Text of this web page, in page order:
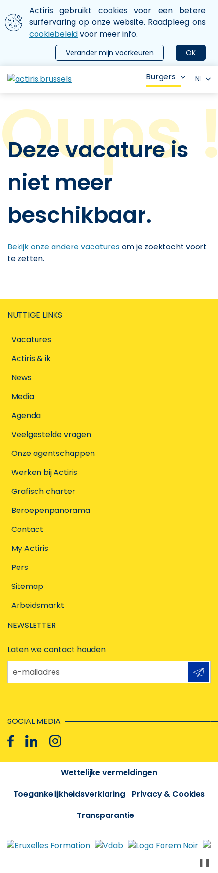
Aller au contenu principal
We gebruiken cookies
Actiris gebruikt cookies voor een betere
surfervaring op onze website. Raadpleeg ons
cookiebeleidvoor meer info.
OK
Verander mijn voorkeuren
le menu
Burgers Nl
Deze vacature is
niet meer
beschikbaar.
Bekijk onze andere vacaturesom je zoektocht voort
te zetten.
NUTTIGE LINKS
Vacatures
Actiris & ik
News
Media
Agenda
Veelgestelde vragen
Onze agentschappen
Werken bij Actiris
Grafisch charter
Beroepenpanorama
Contact
My Actiris
Pers
Sitemap
Arbeidsmarkt
NEWSLETTER
Laten we contact houden
e-mailadres
SOCIAL MEDIA
Wettelijke vermeldingen
Toegankelijkheidsverklaring
Privacy & Cookies
Transparantie
❚❚